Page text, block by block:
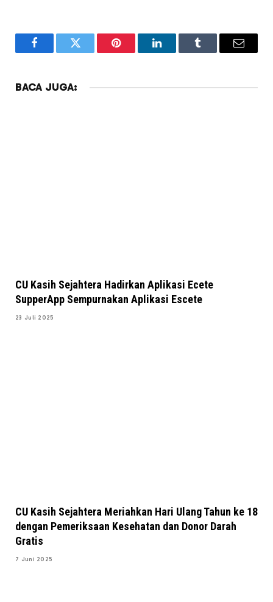
FacebookTwitter Pinterest LinkedInTumblr Email
BACA JUGA:
CU Kasih Sejahtera Hadirkan Aplikasi Ecete
SupperApp Sempurnakan Aplikasi Escete
23 Juli 2025
CU Kasih Sejahtera Meriahkan Hari Ulang Tahun ke 18
dengan Pemeriksaan Kesehatan dan Donor Darah
Gratis
7 Juni 2025